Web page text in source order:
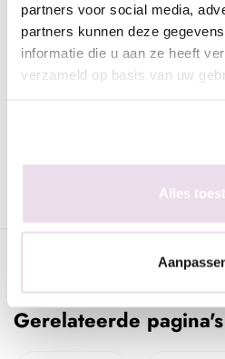
partners voor social media,
partners kunnen deze
informatie die u aan ze heeft
verzameld op basis van uw
Alles
Voor uitgebreid advies en
om naar de winkel te komen.
je de tijd er even niet voor, dan
Iedere foto en ieder beeldscherm
uit te zoeken. Met deze tips kun
En extra handig, voor de styliste
Gerelateerde pagina's